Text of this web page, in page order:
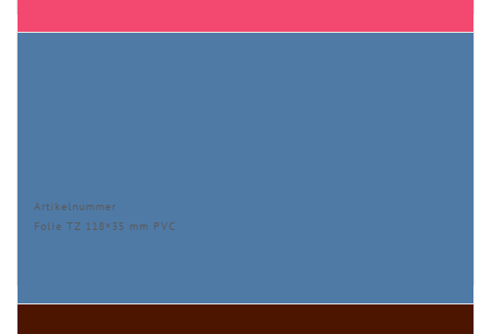
Artikelnummer
Folie TZ 118×35 mm PVC